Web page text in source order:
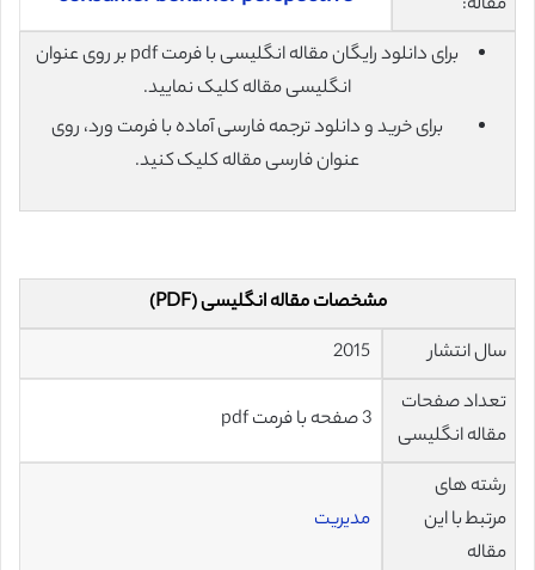
برای دانلود رایگان مقاله انگلیسی با فرمت pdf بر روی عنوان
انگلیسی مقاله کلیک نمایید.
برای خرید و دانلود ترجمه فارسی آماده با فرمت ورد، روی
عنوان فارسی مقاله کلیک کنید.
مشخصات مقاله انگلیسی (PDF)
سال انتشار
تعداد صفحات
مقاله انگلیسی
3 صفحه با فرمت pdf
رشته های
مرتبط با این
مقاله
مدیریت